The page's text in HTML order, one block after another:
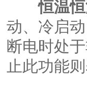
恒温
动、冷启
断电时处
止此功能